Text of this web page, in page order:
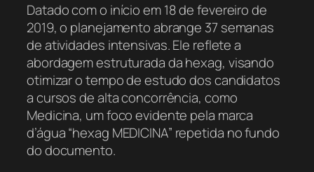
Datado com o início em 18 de fevereiro de
2019, o planejamento abrange 37 semanas
de atividades intensivas. Ele reflete a
abordagem estruturada da hexag, visando
otimizar o tempo de estudo dos candidatos
a cursos de alta concorrência, como
Medicina, um foco evidente pela marca
d’água “hexag MEDICINA” repetida no fundo
do documento.